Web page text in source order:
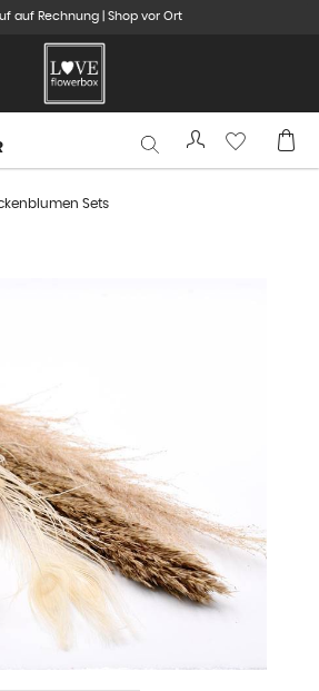
auf Rechnung | Shop vor Ort
Sets